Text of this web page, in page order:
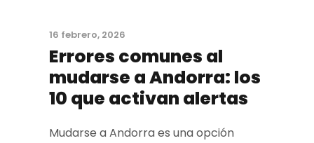
16 febrero, 2026
Errores comunes al
mudarse a Andorra: los
10 que activan alertas
Mudarse a Andorra es una opción